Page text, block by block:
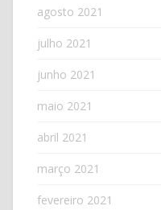
agosto 2021
julho 2021
junho 2021
maio 2021
abril 2021
março 2021
fevereiro 2021